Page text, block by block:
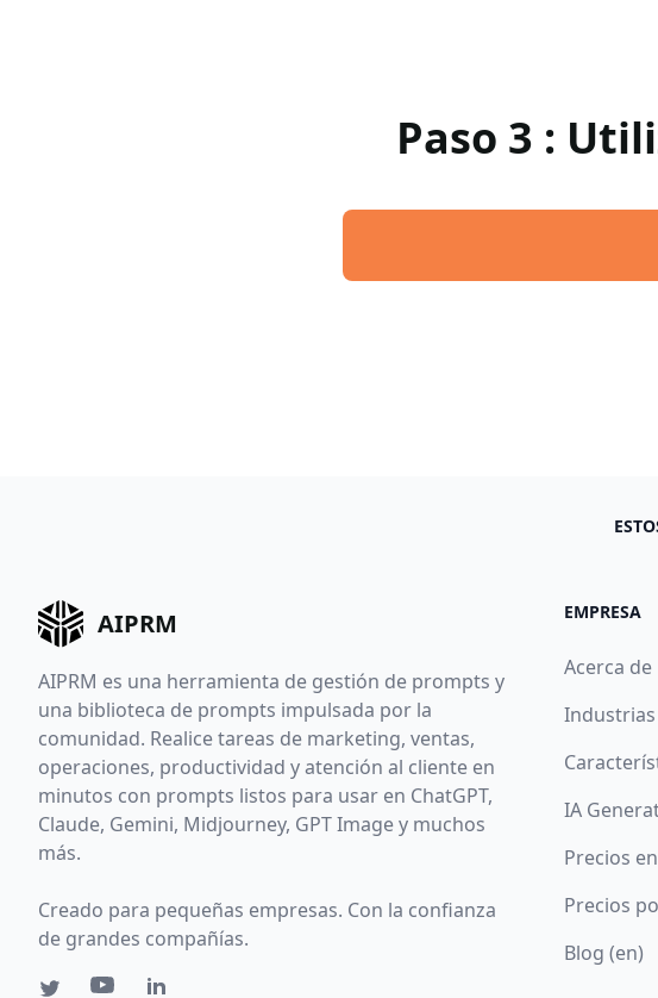
Paso 3 :
AIPRM
AIPRM es una herramienta de gestión de prompts y
una biblioteca de prompts impulsada por la
comunidad. Realice tareas de marketing, ventas,
operaciones, productividad y atención al cliente en
minutos con prompts listos para usar en ChatGPT,
Claude, Gemini, Midjourney, GPT Image y muchos
más.
Creado para pequeñas empresas. Con la confianza
de grandes compañías.
EMPRESA
Acerca de
Industrias
IA
Precios
Precios
Blog (en)